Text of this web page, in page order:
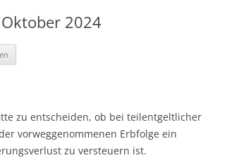
2024
zu entscheiden, ob bei teilentgeltlicher
vorweggenommenen Erbfolge ein
zu versteuern ist.